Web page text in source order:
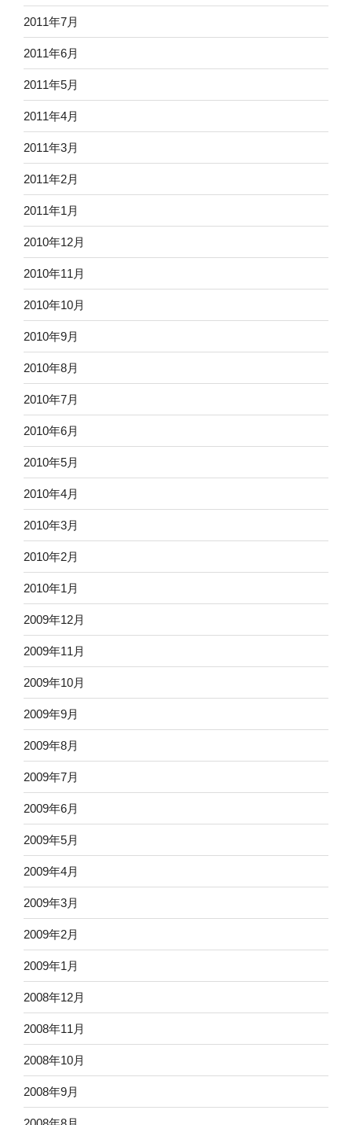
2011年7月
2011年6月
2011年5月
2011年4月
2011年3月
2011年2月
2011年1月
2010年12月
2010年11月
2010年10月
2010年9月
2010年8月
2010年7月
2010年6月
2010年5月
2010年4月
2010年3月
2010年2月
2010年1月
2009年12月
2009年11月
2009年10月
2009年9月
2009年8月
2009年7月
2009年6月
2009年5月
2009年4月
2009年3月
2009年2月
2009年1月
2008年12月
2008年11月
2008年10月
2008年9月